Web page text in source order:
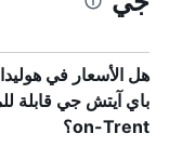
هل الأسعار في
on-Trent؟